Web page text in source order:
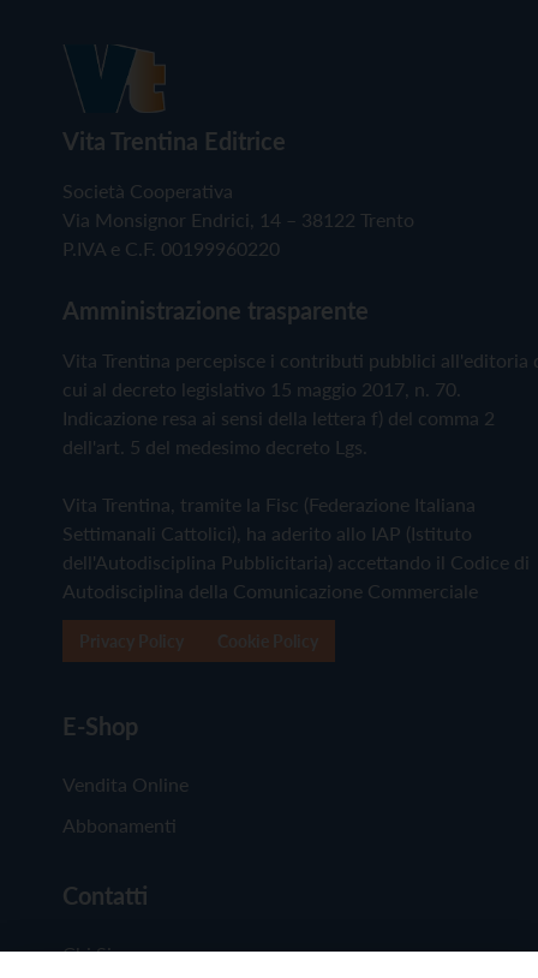
Vita Trentina Editrice
Società Cooperativa
Via Monsignor Endrici, 14 – 38122 Trento
P.IVA e C.F. 00199960220
Amministrazione trasparente
Vita Trentina percepisce i contributi pubblici all'editoria
cui al decreto legislativo 15 maggio 2017, n. 70.
Indicazione resa ai sensi della lettera f) del comma 2
dell'art. 5 del medesimo decreto Lgs.
Vita Trentina, tramite la Fisc (Federazione Italiana
Settimanali Cattolici), ha aderito allo IAP (Istituto
dell'Autodisciplina Pubblicitaria) accettando il Codice di
Autodisciplina della Comunicazione Commerciale
E-Shop
Vendita Online
Abbonamenti
Contatti
Chi Siamo